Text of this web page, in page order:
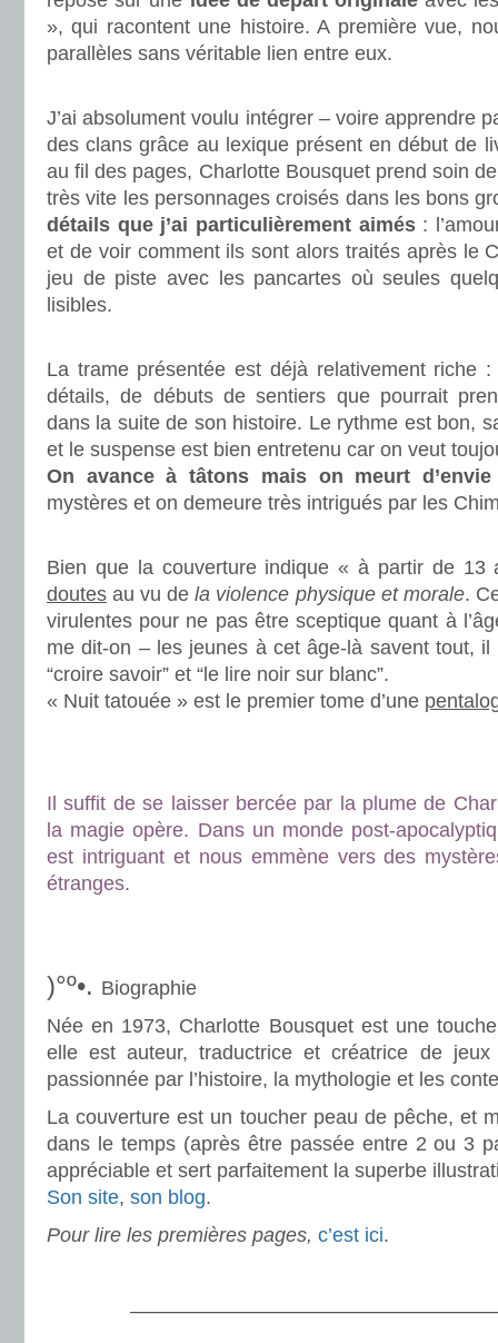
», qui racontent une histoire. A première vue,
parallèles sans véritable lien entre eux.
J’ai absolument voulu intégrer – voire apprendre
des clans grâce au lexique présent en début de
au fil des pages, Charlotte Bousquet prend soin
très vite les personnages croisés dans les bons
détails que j’ai particulièrement aimés:
et de voir comment ils sont alors traités après le
jeu de piste avec les pancartes où seules
lisibles.
La trame présentée est déjà relativement riche
détails, de débuts de sentiers que pourrait
dans la suite de son histoire. Le rythme est bon,
et le suspense est bien entretenu car on veut
On avance à tâtons mais on meurt d’envie
mystères et on demeure très intrigués par les
Bien que la couverture indique « à partir de 13
doutes au vu dela violence physique et morale.
virulentes pour ne pas être sceptique quant à
me dit-on – les jeunes à cet âge-là savent tout,
“croire savoir” et “le lire noir sur blanc”.
« Nuit tatouée » est le premier tome d’une
Il suffit de se laisser bercée par la plume de
la magie opère. Dans un monde post-
est intriguant et nous emmène vers des
étranges.
)°º•. Biographie
Née en 1973, Charlotte Bousquet est une
elle est auteur, traductrice et créatrice de
passionnée par l’histoire, la mythologie et les
La couverture est un toucher peau de pêche, et
dans le temps (après être passée entre 2 ou 3
appréciable et sert parfaitement la superbe
Son site, son blog.
Pour lire les premières pages, c’est ici.